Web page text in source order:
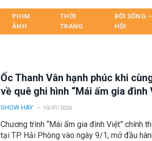
PHIM
ẢNH
THỜI
TRANG
ĐỜI SỐNG
HỘI
Ốc Thanh Vân hạnh phúc khi
về quê ghi hình “Mái ấm gia đình
SHOW HAY 10/01/2026
Chương trình “Mái ấm gia đình Việt” chính
tại TP. Hải Phòng vào ngày 9/1, mở đầu